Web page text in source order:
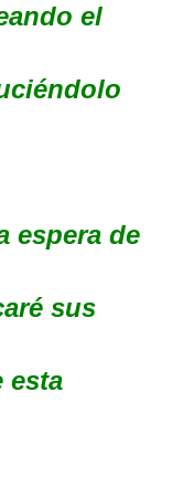
el
espera de
sus
esta